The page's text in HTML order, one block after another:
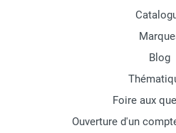
Blog
Foire aux
Ouverture d'un